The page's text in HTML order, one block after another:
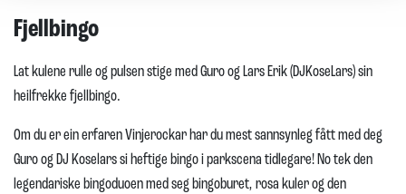
Fjellbingo
Lat kulene rulle og pulsen stige med Guro og Lars Erik (DJKoseLars) sin
heilfrekke fjellbingo.
Om du er ein erfaren Vinjerockar har du mest sannsynleg fått med deg
Guro og DJ Koselars si heftige bingo i parkscena tidlegare! No tek den
legendariske bingoduoen med seg bingoburet, rosa kuler og den